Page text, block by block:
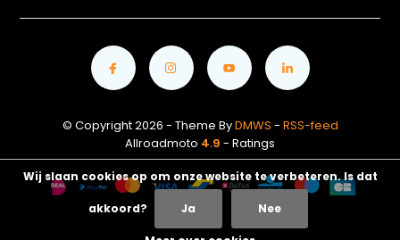
© Copyright 2026 - Theme ByDMWS - RSS-feed
Allroadmoto 4.9 - Ratings
Wij slaan cookies op om onze website te verbeteren. Is dat
akkoord? Ja Nee